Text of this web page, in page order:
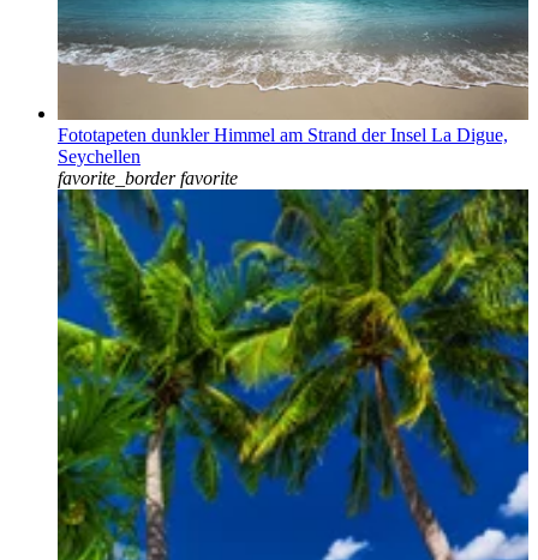
Fototapeten dunkler Himmel am Strand der Insel La Digue,
Seychellen
favorite_border favorite